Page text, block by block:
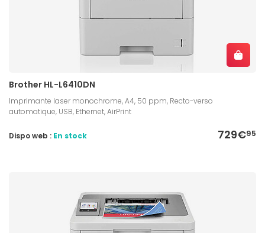
Brother HL-L6410DN
Imprimante laser monochrome, A4, 50 ppm, Recto-verso
automatique, USB, Ethernet, AirPrint
729€95
Dispo web : En stock